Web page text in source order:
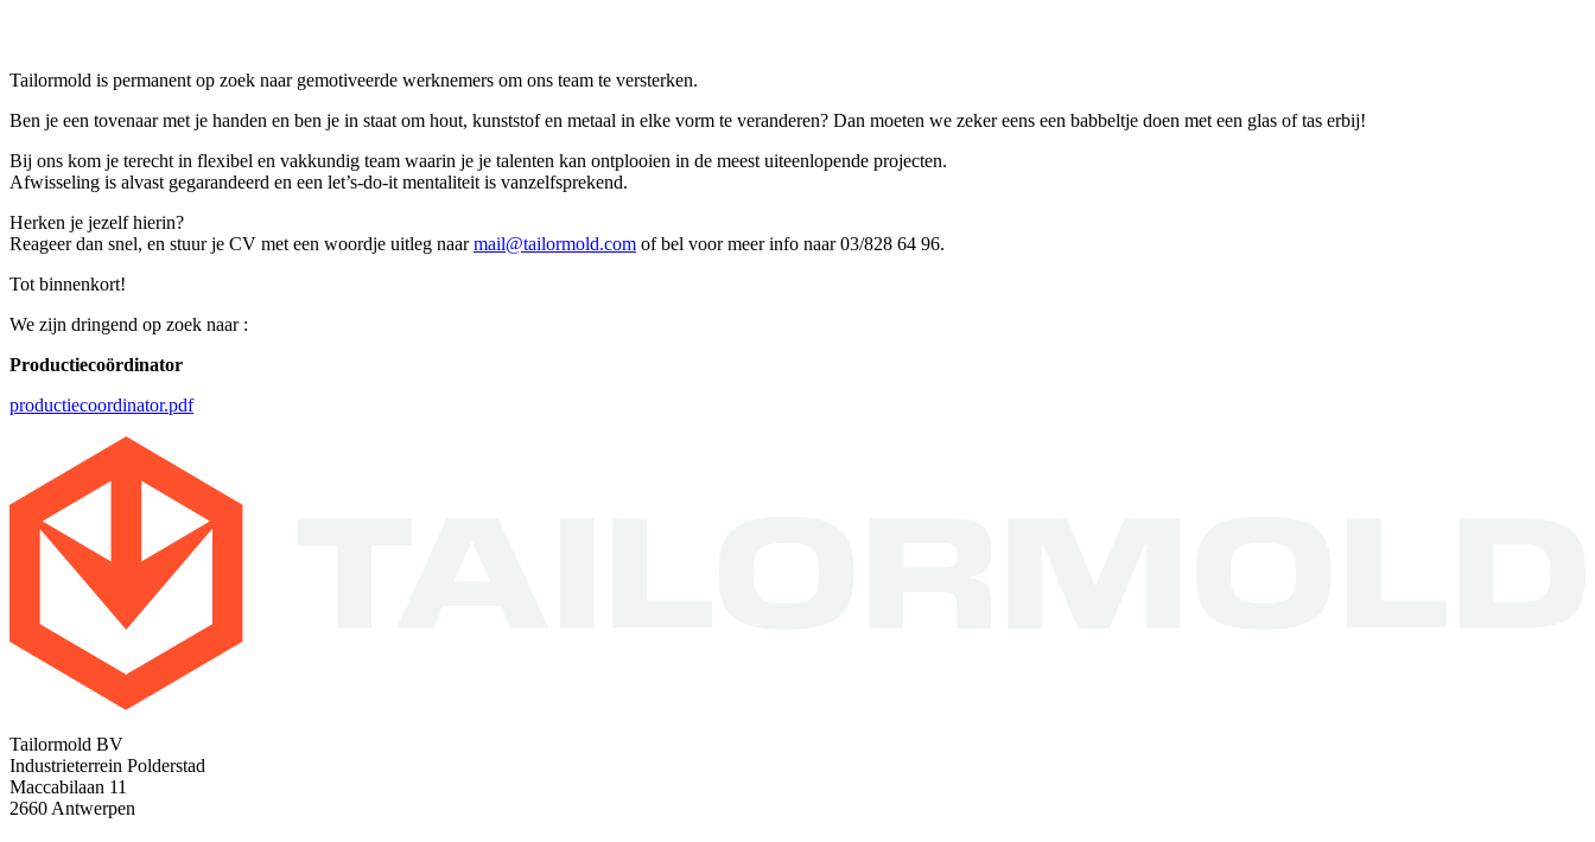
Tailormold is permanent op zoek naar gemotiveerde werknemers om ons team te versterken.
Ben je een tovenaar met je handen en ben je in staat om hout, kunststof en metaal in elke vorm te veranderen? Dan moeten we zeker eens een babbeltje doen met een glas of tas erbij!
Bij ons kom je terecht in flexibel en vakkundig team waarin je je talenten kan ontplooien in de meest uiteenlopende projecten.
Afwisseling is alvast gegarandeerd en een let’s-do-it mentaliteit is vanzelfsprekend.
Herken je jezelf hierin?
Reageer dan snel, en stuur je CV met een woordje uitleg naarmail@tailormold.com of bel voor meer info naar 03/828 64 96.
Tot binnenkort!
We zijn dringend op zoek naar :
Productiecoördinator
productiecoordinator.pdf
Tailormold BV
Industrieterrein Polderstad
Maccabilaan 11
2660 Antwerpen